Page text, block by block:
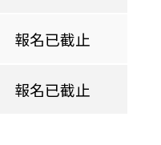
報名已截止
報名已截止